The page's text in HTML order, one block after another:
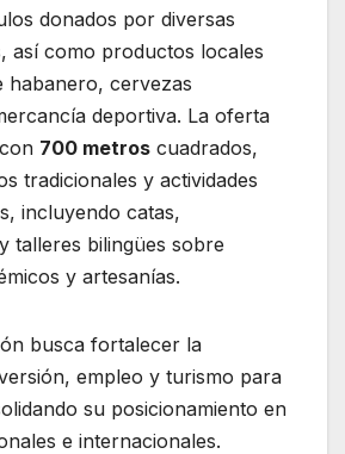
donados por diversas
así como productos locales
habanero, cervezas
deportiva. La oferta
700 metros cuadrados,
tradicionales y actividades
incluyendo catas,
talleres bilingües sobre
y artesanías.
busca fortalecer la
empleo y turismo para
su posicionamiento en
e internacionales.